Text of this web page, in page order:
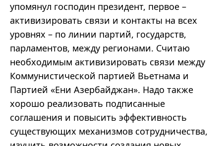
упомянул господин президент, первое –
активизировать связи и контакты на всех
уровнях – по линии партий, государств,
парламентов, между регионами. Считаю
необходимым активизировать связи между
Коммунистической партией Вьетнама и
Партией «Ени Азербайджан». Надо также
хорошо реализовать подписанные
соглашения и повысить эффективность
существующих механизмов сотрудничества,